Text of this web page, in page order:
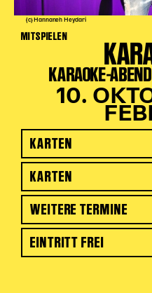
(c) Hannaneh Heydari
MITSPIELEN
KARAOKE-
10.
KARTEN
KARTEN
WEITERE TERMINE
EINTRITT FREI